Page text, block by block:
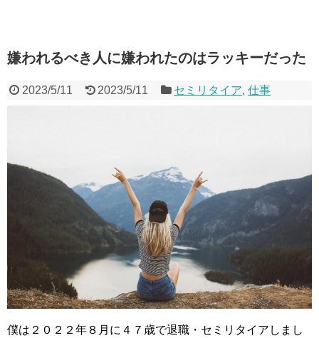
嫌われるべき人に嫌われたのはラッキーだった
2023/5/11 2023/5/11 セミリタイア,仕事
僕は２０２２年８月に４７歳で退職・セミリタイアしまし